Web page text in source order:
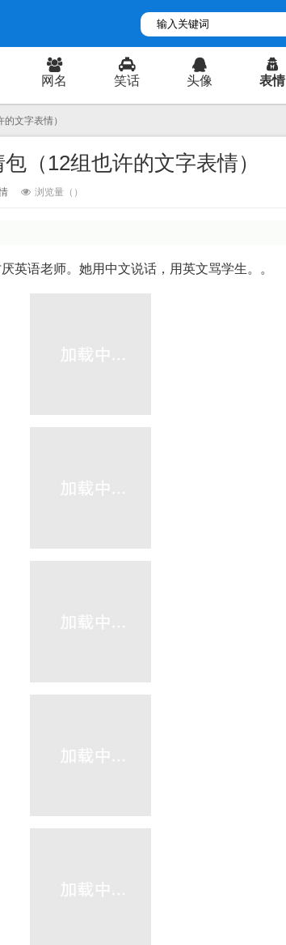
网名 笑话 头像 表情
文字表情）
（12组也许的文字表情）
浏览量（ ）
英语老师。她用中文说话，用英文骂学生。。